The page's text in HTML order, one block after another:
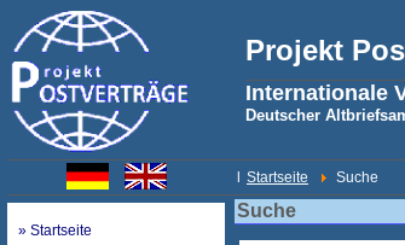
Projekt
Internationale
Deutscher
Startseite Suche
» Startseite
Suche